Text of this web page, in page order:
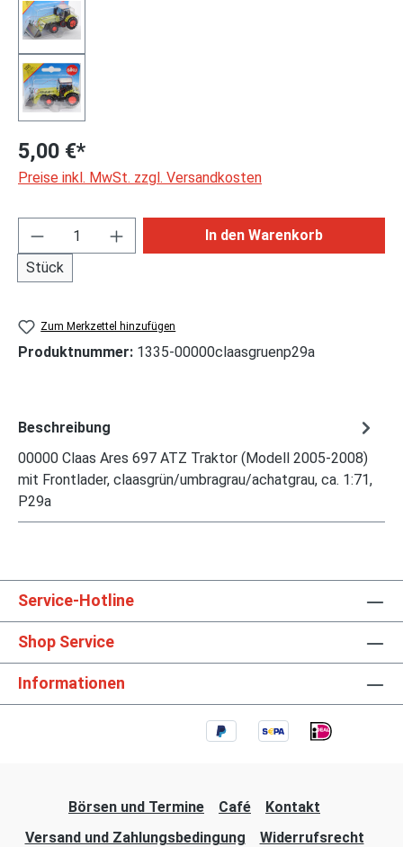
5,00 €*
Preise inkl. MwSt. zzgl. Versandkosten
Produkt Anzahl: Gib den gewünschten
Stück
In den Warenkorb
Zum Merkzettel hinzufügen
Produktnummer: 1335-00000claasgruenp29a
Beschreibung
00000 Claas Ares 697 ATZ Traktor (Modell 2005-2008)
mit Frontlader, claasgrün/umbragrau/achatgrau, ca. 1:71,
P29a
Service-Hotline
Shop Service
Informationen
Börsen und Termine Café
Kontakt
Versand und Zahlungsbedingung
Widerrufsrecht